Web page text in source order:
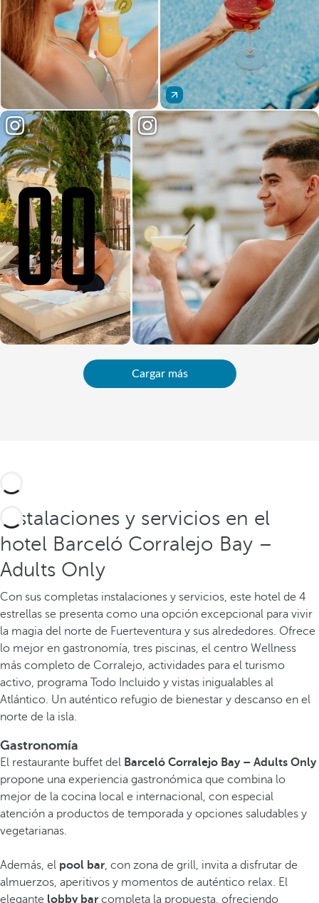
Cargar más
Instalaciones y servicios en el
hotel Barceló Corralejo Bay –
Adults Only
Con sus completas instalaciones y servicios, este hotel de 4
estrellas se presenta como una opción excepcional para vivir
la magia del norte de Fuerteventura y sus alrededores. Ofrece
lo mejor en gastronomía, tres piscinas, el centro Wellness
más completo de Corralejo, actividades para el turismo
activo, programa Todo Incluido y vistas inigualables al
Atlántico. Un auténtico refugio de bienestar y descanso en el
norte de la isla.
Gastronomía
El restaurante buffet del Barceló Corralejo Bay – Adults Only
propone una experiencia gastronómica que combina lo
mejor de la cocina local e internacional, con especial
atención a productos de temporada y opciones saludables y
vegetarianas.
Además, el pool bar, con zona de grill, invita a disfrutar de
almuerzos, aperitivos y momentos de auténtico relax. El
elegante lobby bar completa la propuesta, ofreciendo